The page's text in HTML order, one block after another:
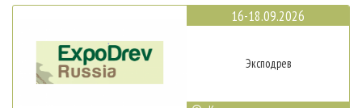
16-18.09.2026
Эксподрев